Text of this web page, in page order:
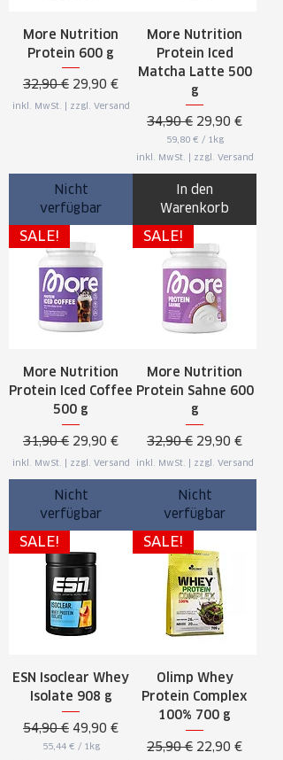
More Nutrition
Protein 600 g
Standardpreis
32,90 € Sale-Preis
29,90 €
inkl. MwSt. zzgl. Versand
Nicht
verfügbar
More Nutrition
Protein Iced
Matcha Latte 500
g
Standardpreis
34,90 € Sale-Preis
29,90 €
59,80 € / 1kg
9
,
8
0
€
p
o
1
K
i
l
g
a
inkl. MwSt. zzgl. Versand
In den
Warenkorb
SALE!
More Nutrition
Protein Iced Coffee
500 g
Standardpreis
31,90 € Sale-Preis
29,90 €
inkl. MwSt. zzgl. Versand
Nicht
verfügbar
SALE!
More Nutrition
Protein Sahne 600
g
Standardpreis
32,90 € Sale-Preis
29,90 €
inkl. MwSt. zzgl. Versand
Nicht
verfügbar
SALE!
ESN Isoclear Whey
Isolate 908 g
Standardpreis
54,90 € Sale-Preis
49,90 €
55,44 € / 1kg
SALE!
Olimp Whey
Protein Complex
100% 700 g
Standardpreis
25,90 € Sale-Preis
22,90 €